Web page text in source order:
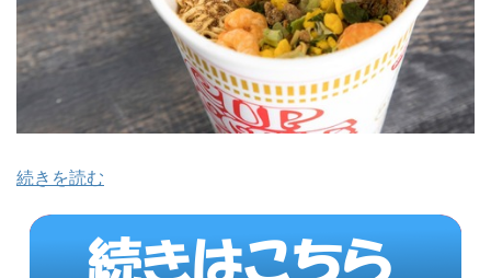
続きを読む